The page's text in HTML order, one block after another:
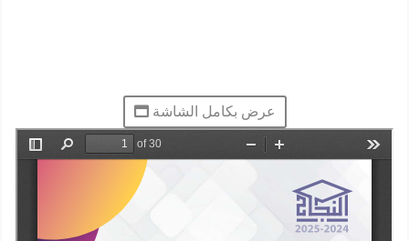
عرض بكامل الشاشة